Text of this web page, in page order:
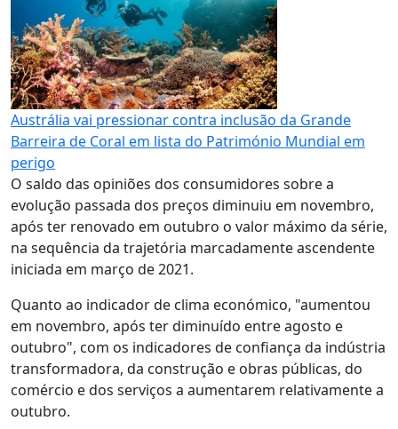
Austrália vai pressionar contra inclusão da Grande
Barreira de Coral em lista do Património Mundial em
perigo
O saldo das opiniões dos consumidores sobre a
evolução passada dos preços diminuiu em novembro,
após ter renovado em outubro o valor máximo da série,
na sequência da trajetória marcadamente ascendente
iniciada em março de 2021.
Quanto ao indicador de clima económico, "aumentou
em novembro, após ter diminuído entre agosto e
outubro", com os indicadores de confiança da indústria
transformadora, da construção e obras públicas, do
comércio e dos serviços a aumentarem relativamente a
outubro.